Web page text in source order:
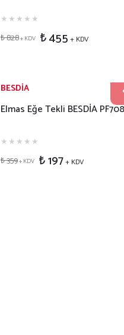
₺ 828+ KDV ₺ 455 + KDV
BESDİA
Elmas Eğe Tekli BESDİA PF708
₺ 359+ KDV ₺ 197+ KDV